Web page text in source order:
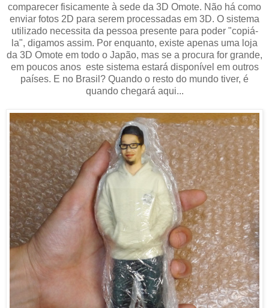
comparecer fisicamente à sede da 3D Omote. Não há como
enviar fotos 2D para serem processadas em 3D. O sistema
utilizado necessita da pessoa presente para poder "copiá-
la", digamos assim. Por enquanto, existe apenas uma loja
da 3D Omote em todo o Japão, mas se a procura for grande,
em poucos anos este sistema estará disponível em outros
países. E no Brasil? Quando o resto do mundo tiver, é
quando chegará aqui...